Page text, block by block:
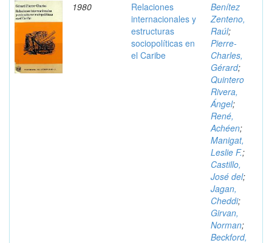
1980
Relaciones
internacionales y
estructuras
sociopolíticas en
el Caribe
Benítez
Zenteno,
Raúl;
Pierre-
Charles,
Gérard;
Quintero
Rivera,
Ángel;
René,
Achéen;
Manigat,
Leslie F.;
Castillo,
José del;
Jagan,
Cheddi;
Girvan,
Norman;
Beckford,